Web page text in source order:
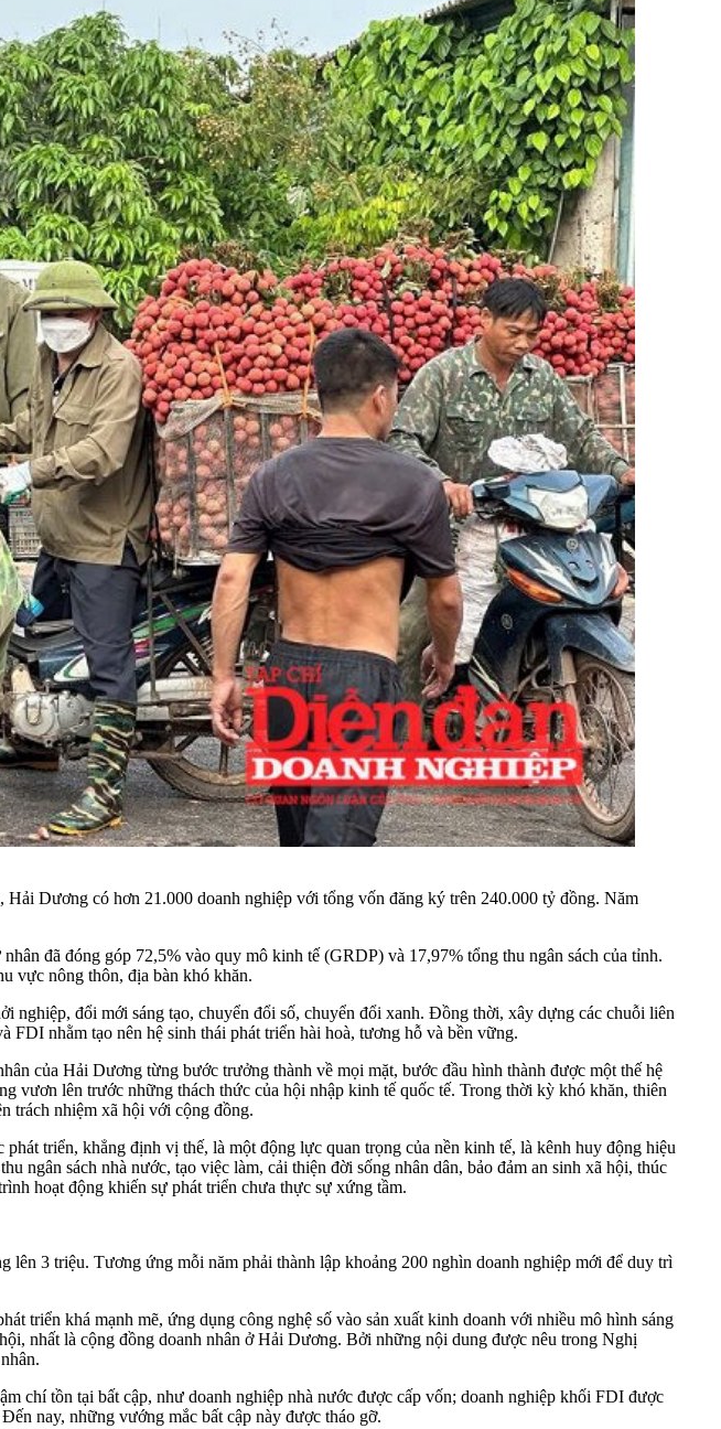
Dương có hơn 21.000 doanh nghiệp với tổng vốn đăng ký trên 240.000 tỷ đồng. Năm
đã đóng góp 72,5% vào quy mô kinh tế (GRDP) và 17,97% tổng thu ngân sách của tỉnh.
vực nông thôn, địa bàn khó khăn.
đổi mới sáng tạo, chuyển đổi số, chuyển đổi xanh. Đồng thời, xây dựng các chuỗi liên
nhằm tạo nên hệ sinh thái phát triển hài hoà, tương hỗ và bền vững.
của Hải Dương từng bước trưởng thành về mọi mặt, bước đầu hình thành được một thế hệ
vươn lên trước những thách thức của hội nhập kinh tế quốc tế. Trong thời kỳ khó khăn, thiên
trách nhiệm xã hội với cộng đồng.
triển, khẳng định vị thế, là một động lực quan trọng của nền kinh tế, là kênh huy động hiệu
ngân sách nhà nước, tạo việc làm, cải thiện đời sống nhân dân, bảo đảm an sinh xã hội, thúc
hoạt động khiến sự phát triển chưa thực sự xứng tầm.
lên 3 triệu. Tương ứng mỗi năm phải thành lập khoảng 200 nghìn doanh nghiệp mới để duy trì
triển khá mạnh mẽ, ứng dụng công nghệ số vào sản xuất kinh doanh với nhiều mô hình sáng
nhất là cộng đồng doanh nhân ở Hải Dương. Bởi những nội dung được nêu trong Nghị
chí tồn tại bất cập, như doanh nghiệp nhà nước được cấp vốn; doanh nghiệp khối FDI được
nay, những vướng mắc bất cập này được tháo gỡ.